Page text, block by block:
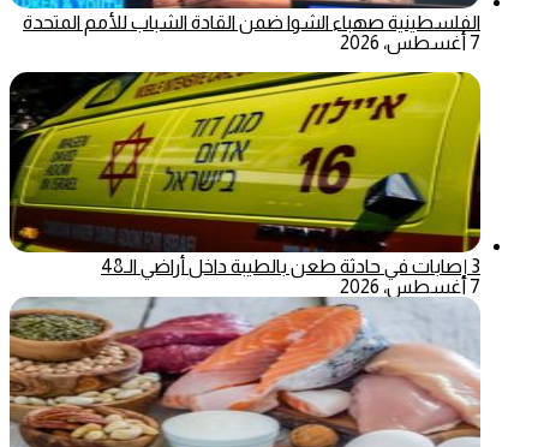
الفلسطينية صهباء الشوا ضمن القادة الشباب للأمم المتحدة
7 أغسطس، 2026
3 إصابات في حادثة طعن بالطيبة داخل أراضي الـ48
7 أغسطس، 2026